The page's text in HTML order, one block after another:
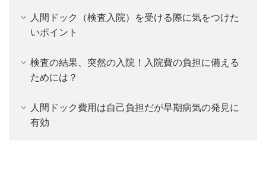
人間ドック（検査入院）を受ける際に気をつけた
いポイント
検査の結果、突然の入院！入院費の負担に備える
ためには？
人間ドック費用は自己負担だが早期病気の発見に
有効